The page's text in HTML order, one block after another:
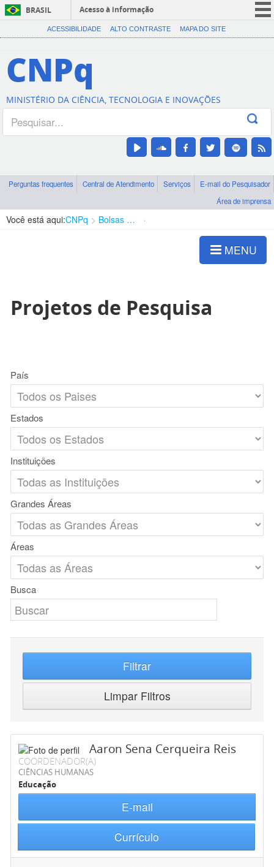
BRASIL
Acesso à informação
CORONAVÍRUS (COVID-19)
Canais
ACESSIBILIDADE ALTO CONTRASTE MAPA DO SITE
CNPq
MINISTÉRIO DA CIÊNCIA, TECNOLOGIA E INOVAÇÕES
Perguntas frequentes Central de Atendimento Serviços
E-mail do Pesquisador
Área de imprensa
Você está aqui:CNPq Bolsas e Auxílios Vigentes
MENU
Projetos de Pesquisa
País
Estados
Instituições
Grandes Áreas
Áreas
Busca
Filtrar
Limpar Filtros
Aaron Sena Cerqueira Reis
COORDENADOR(A)
CIÊNCIAS HUMANAS
Educação
E-mail
Currículo